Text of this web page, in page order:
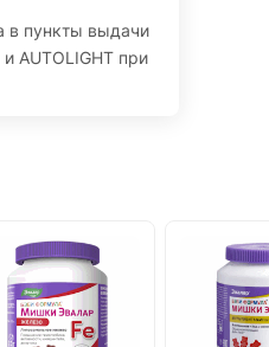
в пункты выдачи
AUTOLIGHT при